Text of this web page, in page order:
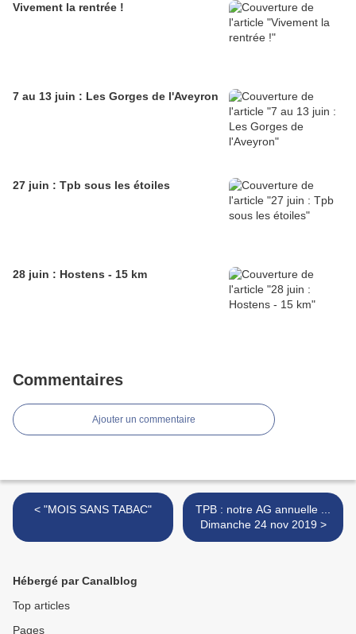
Vivement la rentrée !
7 au 13 juin : Les Gorges de l'Aveyron
27 juin : Tpb sous les étoiles
28 juin : Hostens - 15 km
Commentaires
Ajouter un commentaire
< "MOIS SANS TABAC"
TPB : notre AG annuelle ...
Dimanche 24 nov 2019 >
Hébergé par Canalblog
Top articles
Pages